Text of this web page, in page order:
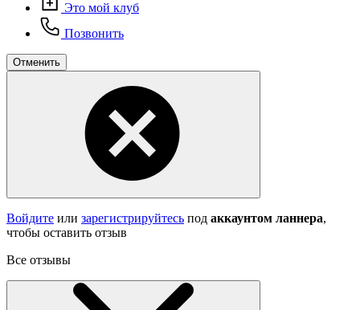
Это мой клуб
Позвонить
Отменить
Войдите или зарегистрируйтесь под аккаунтом ланнера,
чтобы оставить отзыв
Все отзывы